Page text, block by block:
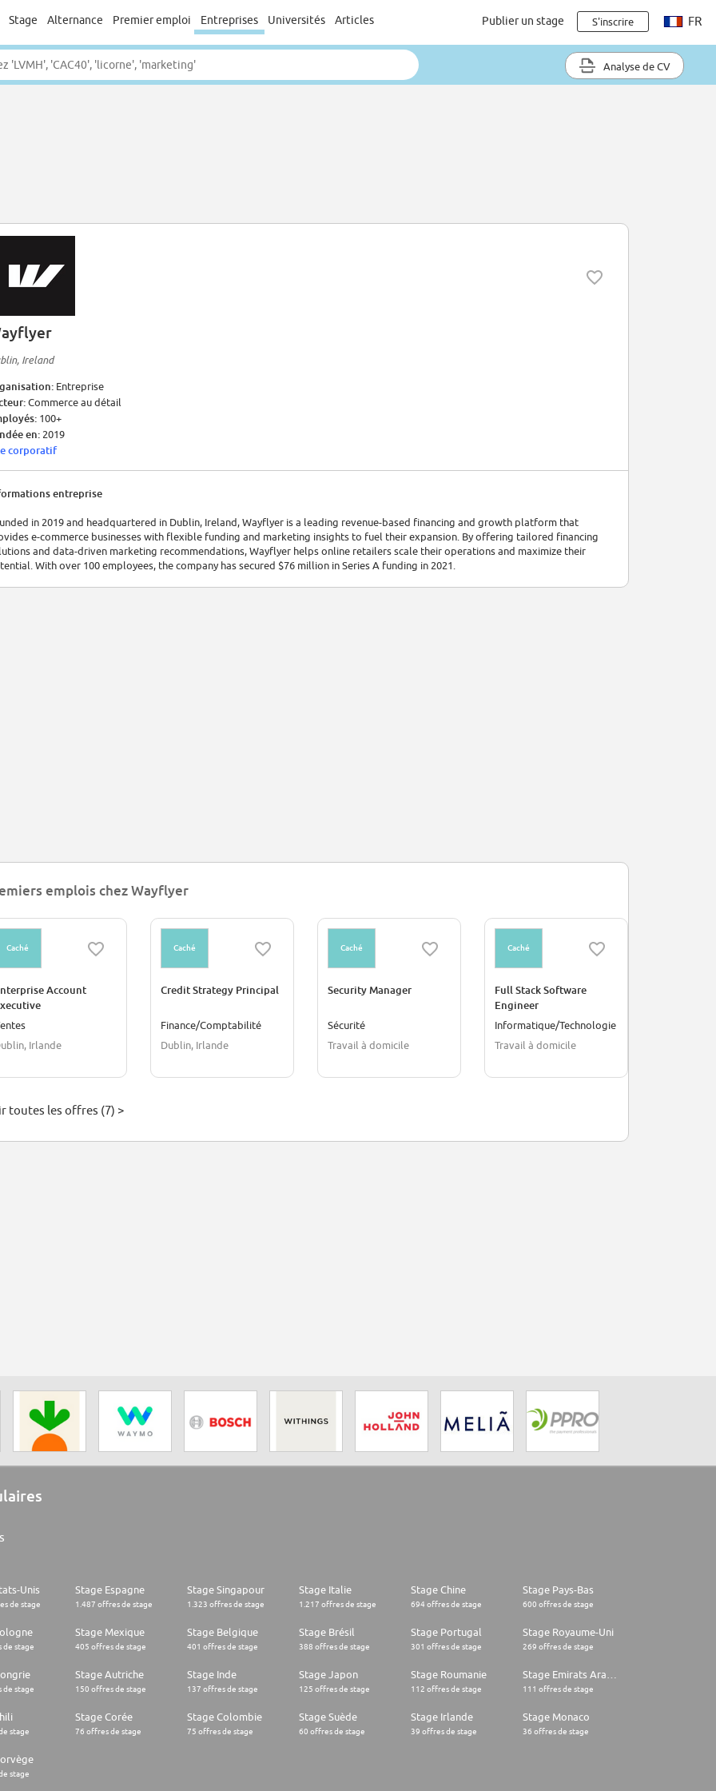
Stage Alternance Premier emploi Entreprises Universités Articles Publier un stage S'inscrire FR
Analyse de CV
Ireland
Entreprise
Commerce au détail
100+
en: 2019
corporatif
entreprise
in 2019 and headquartered in Dublin, Ireland, Wayflyer is a leading revenue-based financing and growth platform that
e-commerce businesses with flexible funding and marketing insights to fuel their expansion. By offering tailored financing
and data-driven marketing recommendations, Wayflyer helps online retailers scale their operations and maximize their
With over 100 employees, the company has secured $76 million in Series A funding in 2021.
emplois chez Wayflyer
Caché
Account
Irlande
Caché
Credit Strategy Principal
Finance/Comptabilité
Dublin, Irlande
Caché
Security Manager
Sécurité
Travail à domicile
Caché
Full Stack Software
Engineer
Informatique/Technologie
Travail à domicile
toutes les offres (7) >
Unis
de stage
Stage Espagne
1.487 offres de stage
Stage Singapour
1.323 offres de stage
Stage Italie
1.217 offres de stage
Stage Chine
694 offres de stage
Stage Pays-Bas
600 offres de stage
de stage
Stage Mexique
405 offres de stage
Stage Belgique
401 offres de stage
Stage Brésil
388 offres de stage
Stage Portugal
301 offres de stage
Stage Royaume-Uni
269 offres de stage
de stage
Stage Autriche
150 offres de stage
Stage Inde
137 offres de stage
Stage Japon
125 offres de stage
Stage Roumanie
112 offres de stage 111 offres de stage
stage
Stage Corée
76 offres de stage
Stage Colombie
75 offres de stage
Stage Suède
60 offres de stage
Stage Irlande
39 offres de stage
Stage Monaco
36 offres de stage
stage